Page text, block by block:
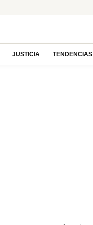
JUSTICIA TENDENCIAS